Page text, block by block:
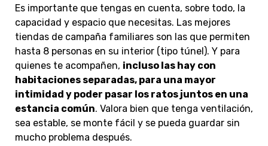
Es importante que tengas en cuenta, sobre todo, la
capacidad y espacio que necesitas. Las mejores
tiendas de campaña familiares son las que permiten
hasta 8 personas en su interior (tipo túnel). Y para
quienes te acompañen, incluso las hay con
habitaciones separadas, para una mayor
intimidad y poder pasar los ratos juntos en una
estancia común. Valora bien que tenga ventilación,
sea estable, se monte fácil y se pueda guardar sin
mucho problema después.